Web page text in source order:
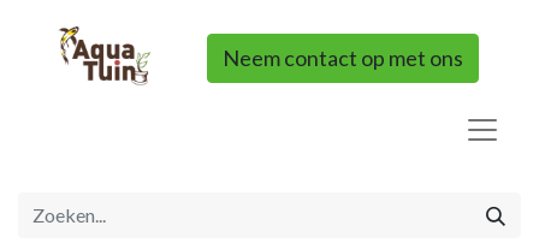
Neem contact op met ons